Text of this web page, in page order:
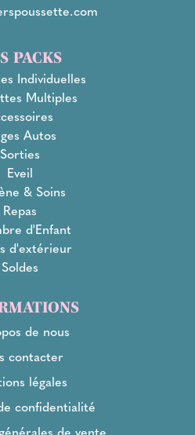
PACKS
Individuelles
Multiples
Autos
Sorties
Eveil
& Soins
Repas
d'Enfant
d'extérieur
Soldes
de nous
contacter
légales
confidentialité
de vente